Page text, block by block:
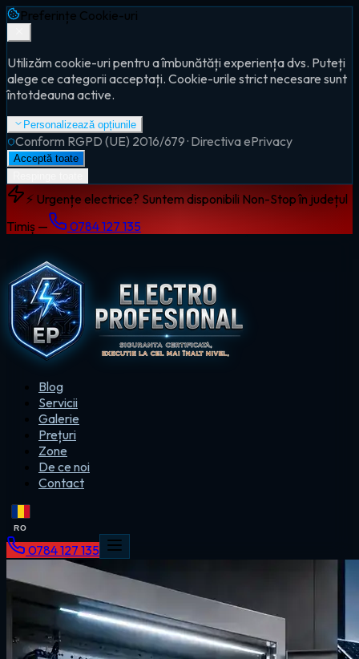
Preferințe Cookie-uri
Utilizăm cookie-uri pentru a îmbunătăți experiența dvs. Puteți
alege ce categorii acceptați. Cookie-urile strict necesare sunt
întotdeauna active.
Personalizează opțiunile
Conform RGPD (UE) 2016/679 · Directiva ePrivacy
Acceptă toate
⚡ Urgențe electrice? Suntem disponibili Non-Stop în județul
Timiș —
0784 127 135
Blog
Servicii
Galerie
Prețuri
Zone
De ce noi
Contact
RO
0784 127 135